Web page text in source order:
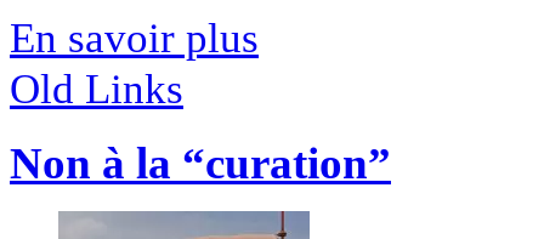
En savoir plus
Old Links
Non à la “curation”